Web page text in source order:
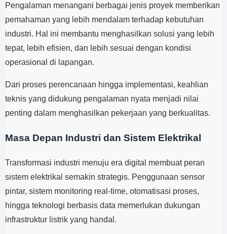
Pengalaman menangani berbagai jenis proyek memberikan
pemahaman yang lebih mendalam terhadap kebutuhan
industri. Hal ini membantu menghasilkan solusi yang lebih
tepat, lebih efisien, dan lebih sesuai dengan kondisi
operasional di lapangan.
Dari proses perencanaan hingga implementasi, keahlian
teknis yang didukung pengalaman nyata menjadi nilai
penting dalam menghasilkan pekerjaan yang berkualitas.
Masa Depan Industri dan Sistem Elektrikal
Transformasi industri menuju era digital membuat peran
sistem elektrikal semakin strategis. Penggunaan sensor
pintar, sistem monitoring real-time, otomatisasi proses,
hingga teknologi berbasis data memerlukan dukungan
infrastruktur listrik yang handal.